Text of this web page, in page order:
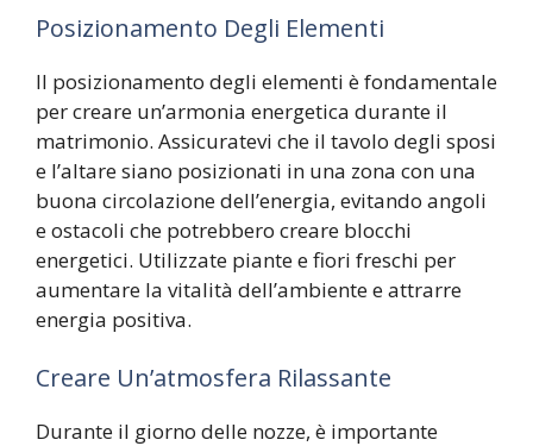
Posizionamento Degli Elementi
Il posizionamento degli elementi è fondamentale
per creare un’armonia energetica durante il
matrimonio. Assicuratevi che il tavolo degli sposi
e l’altare siano posizionati in una zona con una
buona circolazione dell’energia, evitando angoli
e ostacoli che potrebbero creare blocchi
energetici. Utilizzate piante e fiori freschi per
aumentare la vitalità dell’ambiente e attrarre
energia positiva.
Creare Un’atmosfera Rilassante
Durante il giorno delle nozze, è importante